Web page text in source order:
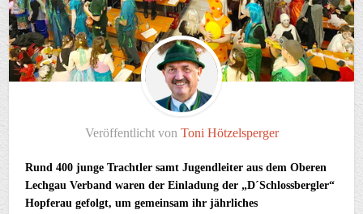
Veröffentlicht von Toni Hötzelsperger
Rund 400 junge Trachtler samt Jugendleiter aus dem Oberen
Lechgau Verband waren der Einladung der „D´Schlossbergler“
Hopferau gefolgt, um gemeinsam ihr jährliches